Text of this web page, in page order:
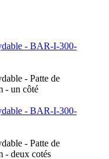
- BAR-I-300-
- Patte de
- un côté
- BAR-I-300-
- Patte de
- deux cotés